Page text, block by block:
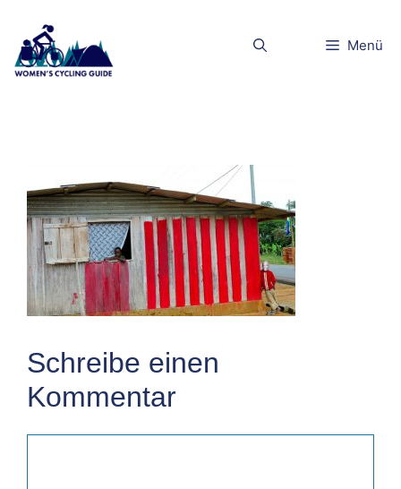
Inhalt
springen
Menü
dscn5194klei
Schreibe einen
Kommentar